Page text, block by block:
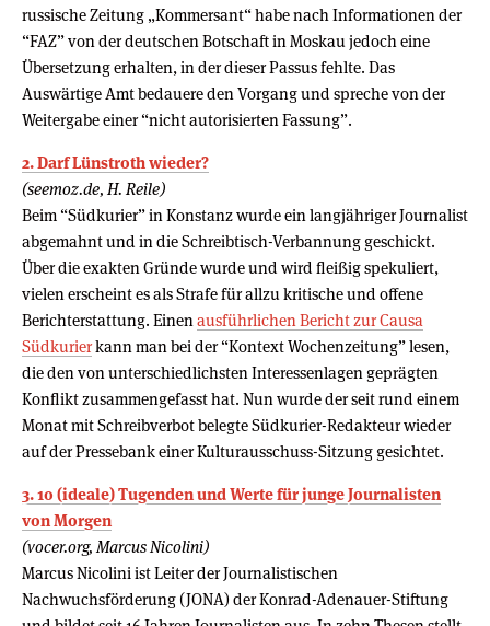
russische Zeitung „Kommersant“ habe nach Informationen der
“FAZ” von der deutschen Botschaft in Moskau jedoch eine
Übersetzung erhalten, in der dieser Passus fehlte. Das
Auswärtige Amt bedauere den Vorgang und spreche von der
Weitergabe einer “nicht autorisierten Fassung”.
2. Darf Lünstroth wieder?
(seemoz.de, H. Reile)
Beim “Südkurier” in Konstanz wurde ein langjähriger Journalist
abgemahnt und in die Schreibtisch-Verbannung geschickt.
Über die exakten Gründe wurde und wird fleißig spekuliert,
vielen erscheint es als Strafe für allzu kritische und offene
Berichterstattung. Einen ausführlichen Bericht zur Causa
Südkurierkann man bei der “Kontext Wochenzeitung” lesen,
die den von unterschiedlichsten Interessenlagen geprägten
Konflikt zusammengefasst hat. Nun wurde der seit rund einem
Monat mit Schreibverbot belegte Südkurier-Redakteur wieder
auf der Pressebank einer Kulturausschuss-Sitzung gesichtet.
3. 10 (ideale) Tugenden und Werte für junge Journalisten
von Morgen
(vocer.org, Marcus Nicolini)
Marcus Nicolini ist Leiter der Journalistischen
Nachwuchsförderung (JONA) der Konrad-Adenauer-Stiftung